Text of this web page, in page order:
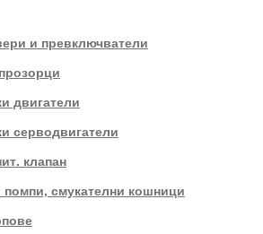
и превключватели
двигатели
серводвигатели
клапан
смукателни кошници